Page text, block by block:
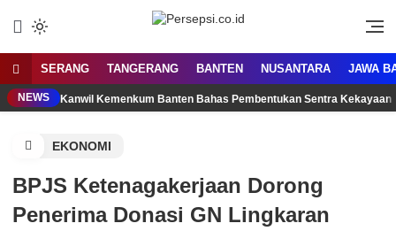
SERANG TANGERANG BANTEN NUSANTARA JAWA
NEWS Kanwil Kemenkum Banten Bahas Pembentukan Sentra
EKONOMI
BPJS Ketenagakerjaan Dorong
Penerima Donasi GN Lingkaran